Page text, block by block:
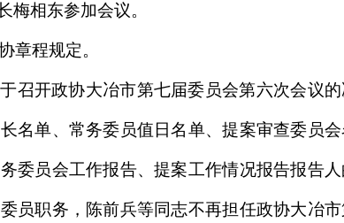
梅相东参加会议。
章程规定。
召开政协大冶市第七届委员会第六次会议
名单、常务委员值日名单、提案审查委员
委员会工作报告、提案工作情况报告报告
员职务，陈前兵等同志不再担任政协大冶